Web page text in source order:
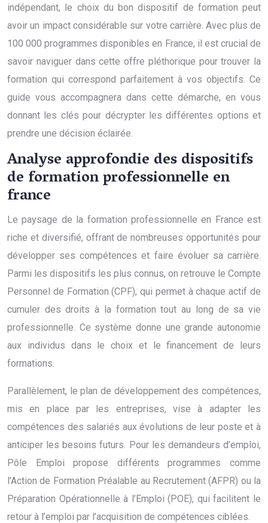
indépendant, le choix du bon dispositif de formation peut
avoir un impact considérable sur votre carrière. Avec plus de
100 000 programmes disponibles en France, il est crucial de
savoir naviguer dans cette offre pléthorique pour trouver la
formation qui correspond parfaitement à vos objectifs. Ce
guide vous accompagnera dans cette démarche, en vous
donnant les clés pour décrypter les différentes options et
prendre une décision éclairée.
Analyse approfondie des dispositifs
de formation professionnelle en
france
Le paysage de la formation professionnelle en France est
riche et diversifié, offrant de nombreuses opportunités pour
développer ses compétences et faire évoluer sa carrière.
Parmi les dispositifs les plus connus, on retrouve le Compte
Personnel de Formation (CPF), qui permet à chaque actif de
cumuler des droits à la formation tout au long de sa vie
professionnelle. Ce système donne une grande autonomie
aux individus dans le choix et le financement de leurs
formations.
Parallèlement, le plan de développement des compétences,
mis en place par les entreprises, vise à adapter les
compétences des salariés aux évolutions de leur poste et à
anticiper les besoins futurs. Pour les demandeurs d’emploi,
Pôle Emploi propose différents programmes comme
l’Action de Formation Préalable au Recrutement (AFPR) ou la
Préparation Opérationnelle à l’Emploi (POE), qui facilitent le
retour à l’emploi par l’acquisition de compétences ciblées.